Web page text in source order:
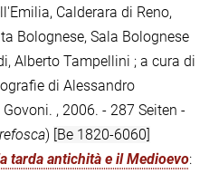
Calderara di Reno,
Bolognese, Sala Bolognese
Alberto Tampellini ; a cura di
di Alessandro
, 2006. - 287 Seiten -
) [Be 1820-6060]
tarda antichità e il Medioevo: